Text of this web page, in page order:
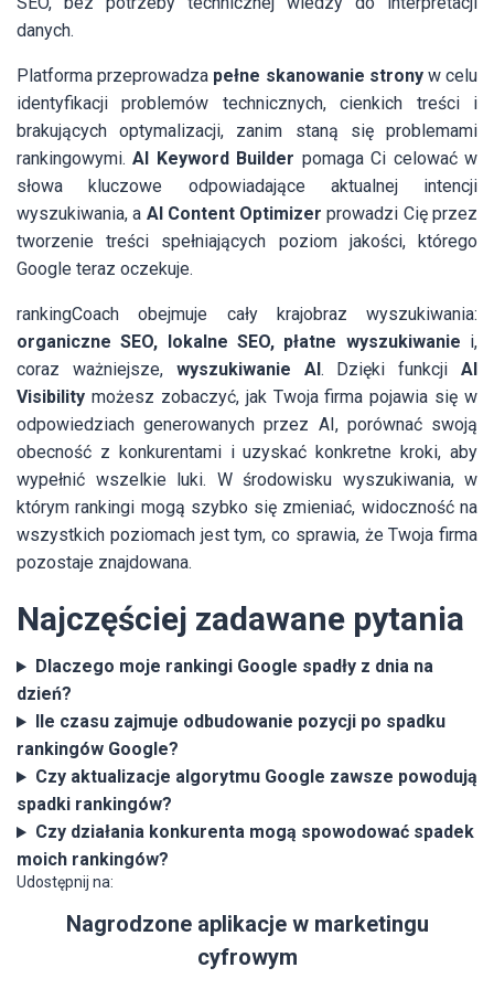
danych.
Platforma przeprowadza pełne skanowanie stronyw celu
identyfikacji problemów technicznych, cienkich treści i
brakujących optymalizacji, zanim staną się problemami
rankingowymi.AI Keyword Builder pomaga Ci celować w
słowa kluczowe odpowiadające aktualnej intencji
wyszukiwania, a AI Content Optimizer prowadzi Cię przez
tworzenie treści spełniających poziom jakości, którego
Google teraz oczekuje.
rankingCoach obejmuje cały krajobraz wyszukiwania:
organiczne SEO, lokalne SEO, płatne wyszukiwanie i,
coraz ważniejsze, wyszukiwanie AI . Dzięki funkcjiAI
Visibility możesz zobaczyć, jak Twoja firma pojawia się w
odpowiedziach generowanych przez AI, porównać swoją
obecność z konkurentami i uzyskać konkretne kroki, aby
wypełnić wszelkie luki. W środowisku wyszukiwania, w
którym rankingi mogą szybko się zmieniać, widoczność na
wszystkich poziomach jest tym, co sprawia, że Twoja firma
pozostaje znajdowana.
Najczęściej zadawane pytania
Dlaczego moje rankingi Google spadły z dnia na
dzień?
Ile czasu zajmuje odbudowanie pozycji po spadku
rankingów Google?
Czy aktualizacje algorytmu Google zawsze powodują
spadki rankingów?
Czy działania konkurenta mogą spowodować spadek
moich rankingów?
Udostępnij na:
Nagrodzone aplikacje w marketingu
cyfrowym